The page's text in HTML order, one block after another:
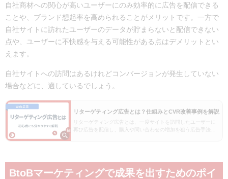
自社商材への関心が高いユーザーにのみ効率的に広告を配信できる
ことや、ブランド想起率を高められることがメリットです。一方で
自社サイトに訪れたユーザーのデータが貯まらないと配信できない
点や、ユーザーに不快感を与える可能性がある点はデメリットとい
えます。
自社サイトへの訪問はあるけれどコンバージョンが発生していない
場合などに、適しているでしょう。
リターゲティング広告とは？仕組みとCVR改善事例を解説
リターゲティング広告とは、一度サイトを訪問したユーザーに
再び広告を配信し、購入や問い合わせの増加を狙う広告手法で
BtoBマーケティングで成果を出すためのポイ